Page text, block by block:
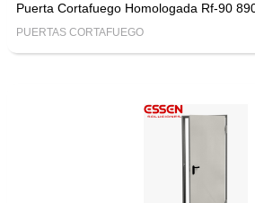
Puerta Cortafuego Homologada Rf-90
PUERTAS CORTAFUEGO